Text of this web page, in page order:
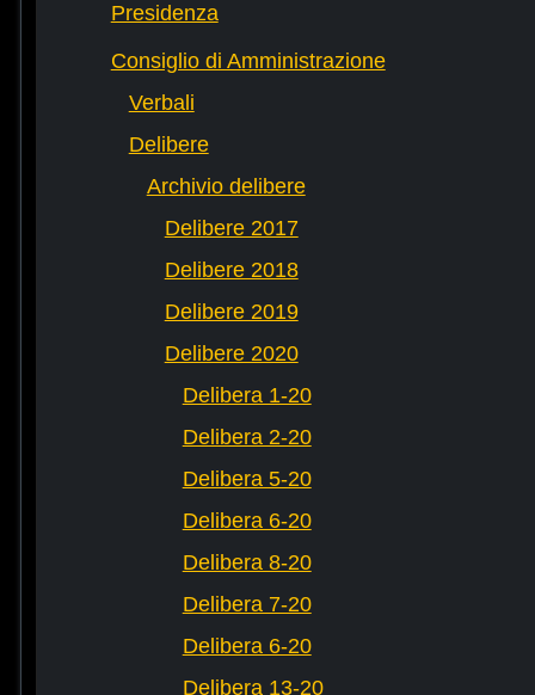
Presidenza
Consiglio di Amministrazione
Verbali
Delibere
Archivio delibere
Delibere 2017
Delibere 2018
Delibere 2019
Delibere 2020
Delibera 1-20
Delibera 2-20
Delibera 5-20
Delibera 6-20
Delibera 8-20
Delibera 7-20
Delibera 6-20
Delibera 13-20